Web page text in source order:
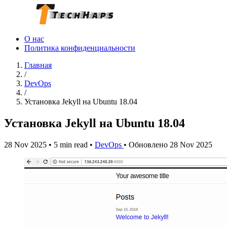
О нас
Политика конфиденциальности
Главная
/
DevOps
/
Установка Jekyll на Ubuntu 18.04
Установка Jekyll на Ubuntu 18.04
28 Nov 2025 • 5 min read • DevOps • Обновлено 28 Nov 2025